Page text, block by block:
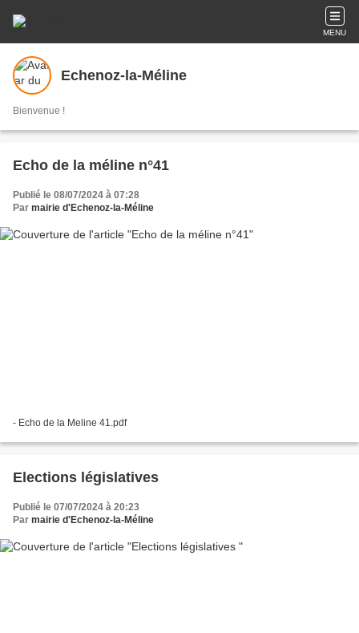
MENU
Echenoz-la-Méline
Bienvenue !
Echo de la méline n°41
Publié le 08/07/2024 à 07:28
Par mairie d'Echenoz-la-Méline
- Echo de la Meline 41.pdf
Elections législatives
Publié le 07/07/2024 à 20:23
Par mairie d'Echenoz-la-Méline